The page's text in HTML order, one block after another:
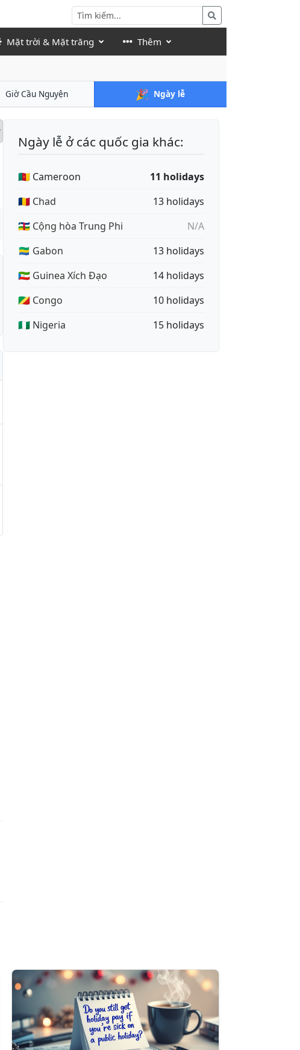
Mặt trời & Mặt trăng Thêm
Giờ Cầu Nguyện 🎉 Ngày lễ
Ngày lễ ở các quốc gia khác:
🇨🇲 Cameroon
11 holidays
🇹🇩 Chad
13 holidays
🇨🇫 Cộng hòa Trung Phi
N/A
🇬🇦 Gabon
13 holidays
🇬🇶 Guinea Xích Đạo
14 holidays
🇨🇬 Congo
10 holidays
🇳🇬 Nigeria
15 holidays